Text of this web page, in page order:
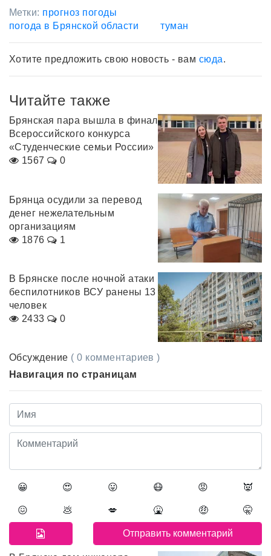
Метки: прогноз погоды
погода в Брянской области
туман
Хотите предложить свою новость - вам сюда.
Читайте также
Брянская пара вышла в финал
Всероссийского конкурса
«Студенческие семьи России»
1567
0
Брянца осудили за перевод
денег нежелательным
организациям
1876
1
В Брянске после ночной атаки
беспилотников ВСУ ранены 13
человек
2433
0
Обсуждение ( 0 комментариев )
Навигация по страницам
😀 😍 😛 😷 😡 👿
😖 💩 💋 🤮 🤑 🤫